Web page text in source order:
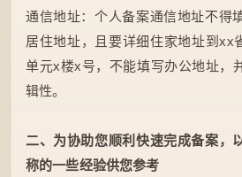
通信地址：个人备案通信地址不得
居住地址，且要详细住家地址到xx
单元x楼x号，不能填写办公地址，
辑性。
二、为协助您顺利快速完成备案，
称的一些经验供您参考